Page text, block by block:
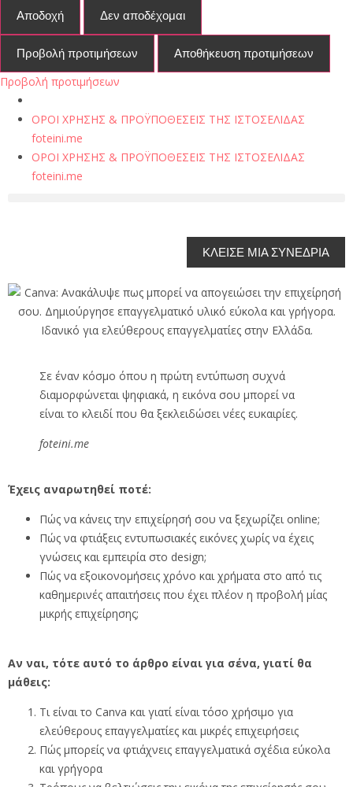
Αποδοχή Δεν αποδέχομαι
Προβολή προτιμήσεων Αποθήκευση προτιμήσεων
Προβολή προτιμήσεων
ΟΡΟΙ ΧΡΗΣΗΣ & ΠΡΟΫΠΟΘΕΣΕΙΣ ΤΗΣ ΙΣΤΟΣΕΛΙΔΑΣ
foteini.me
ΟΡΟΙ ΧΡΗΣΗΣ & ΠΡΟΫΠΟΘΕΣΕΙΣ ΤΗΣ ΙΣΤΟΣΕΛΙΔΑΣ
foteini.me
ΚΛΕΙΣΕ ΜΙΑ ΣΥΝΕΔΡΙΑ
Σε έναν κόσμο όπου η πρώτη εντύπωση συχνά
διαμορφώνεται ψηφιακά, η εικόνα σου μπορεί να
είναι το κλειδί που θα ξεκλειδώσει νέες ευκαιρίες.
foteini.me
Έχεις αναρωτηθεί ποτέ:
Πώς να κάνεις την επιχείρησή σου να ξεχωρίζει online;
Πώς να φτιάξεις εντυπωσιακές εικόνες χωρίς να έχεις
γνώσεις και εμπειρία στο design;
Πώς να εξοικονομήσεις χρόνο και χρήματα στο από τις
καθημερινές απαιτήσεις που έχει πλέον η προβολή μίας
μικρής επιχείρησης;
Αν ναι, τότε αυτό το άρθρο είναι για σένα, γιατί θα
μάθεις:
Τι είναι το Canva και γιατί είναι τόσο χρήσιμο για
ελεύθερους επαγγελματίες και μικρές επιχειρήσεις
Πώς μπορείς να φτιάχνεις επαγγελματικά σχέδια εύκολα
και γρήγορα